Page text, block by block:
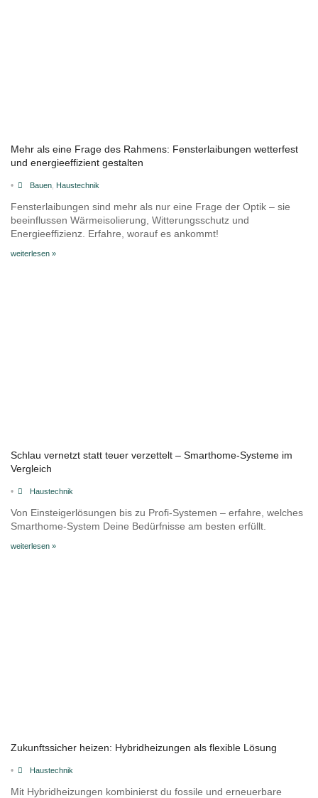
Mehr als eine Frage des Rahmens: Fensterlaibungen wetterfest
und energieeffizient gestalten
• Bauen, Haustechnik
Fensterlaibungen sind mehr als nur eine Frage der Optik – sie
beeinflussen Wärmeisolierung, Witterungsschutz und
Energieeffizienz. Erfahre, worauf es ankommt!
weiterlesen »
Schlau vernetzt statt teuer verzettelt – Smarthome-Systeme im
Vergleich
• Haustechnik
Von Einsteigerlösungen bis zu Profi-Systemen – erfahre, welches
Smarthome-System Deine Bedürfnisse am besten erfüllt.
weiterlesen »
Zukunftssicher heizen: Hybridheizungen als flexible Lösung
• Haustechnik
Mit Hybridheizungen kombinierst du fossile und erneuerbare